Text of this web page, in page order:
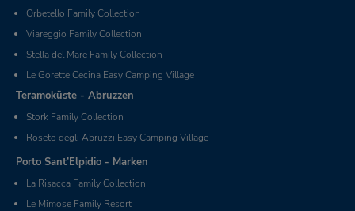
Orbetello Family Collection
Viareggio Family Collection
Stella del Mare Family Collection
Le Gorette Cecina Easy Camping Village
Teramoküste - Abruzzen
Stork Family Collection
Roseto degli Abruzzi Easy Camping Village
Porto Sant’Elpidio - Marken
La Risacca Family Collection
Le Mimose Family Resort